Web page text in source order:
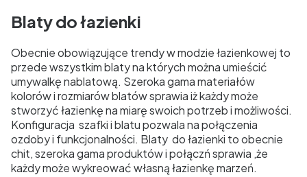
Blaty do łazienki
Obecnie obowiązujące trendy w modzie łazienkowej to
przede wszystkim blaty na których można umieścić
umywalkę nablatową. Szeroka gama materiałów
kolorów i rozmiarów blatów sprawia iż każdy może
stworzyć łazienkę na miarę swoich potrzeb i możliwości.
Konfiguracja szafki i blatu pozwala na połączenia
ozdoby i funkcjonalności. Blaty do łazienki to obecnie
chit, szeroka gama produktów i połączń sprawia ,że
każdy może wykreować własną łazienkę marzeń.